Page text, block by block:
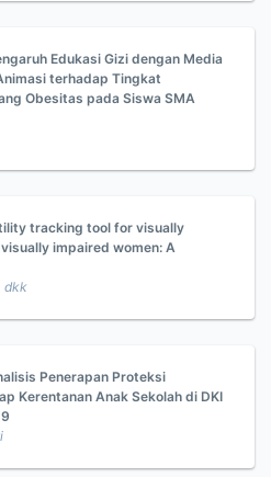
Edukasi Gizi dengan Media
terhadap Tingkat
Obesitas pada Siswa SMA
tracking tool for visually
impaired women: A
dkk
Penerapan Proteksi
Kerentanan Anak Sekolah di DKI